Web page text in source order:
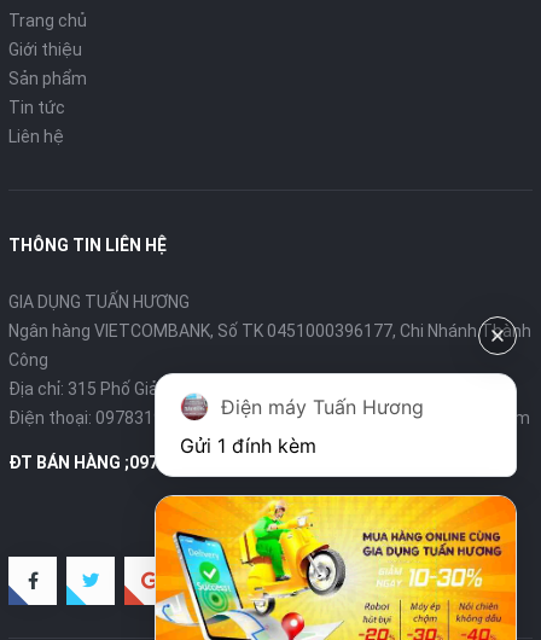
Trang chủ
Giới thiệu
Sản phẩm
Tin tức
Liên hệ
THÔNG TIN LIÊN HỆ
GIA DỤNG TUẤN HƯƠNG
Ngân hàng VIETCOMBANK, Số TK 0451000396177, Chi Nhánh Thành
Công
Địa chỉ: 315 Phố Giảng Võ - Ba Đình - Hà Nội
Điện thoại: 0978319375- Email:diengiadungtuanhuong@gmail.com
ĐT BÁN HÀNG ;0978319375
Điện máy Tuấn Hương
Gửi 1 đính kèm